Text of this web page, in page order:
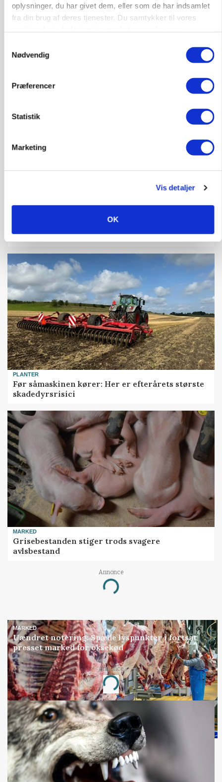
oplysninger, du har givet dem, eller som de har indsamlet
fra din brug af deres tjenester. Du samtykker til vores
Nødvendig
Præferencer
Statistik
Marketing
Vis detaljer
OK
POLITIK
kan den ændre din bedrift fra 2027
Snart kan man søge tilskud til naturprojekter
PLANTER
Før såmaskinen kører: Her er efterårets største
skadedyrsrisici
MARKED
Grisebestanden stiger trods svagere
avlsbestand
Annonce
Loading...
MARKED
Uændret notering: Spæde lyspunkter i fortsat
presset marked for oksekød
Annonce
Loading...